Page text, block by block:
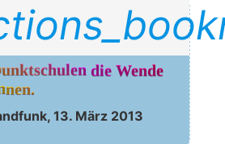
13. März 2013